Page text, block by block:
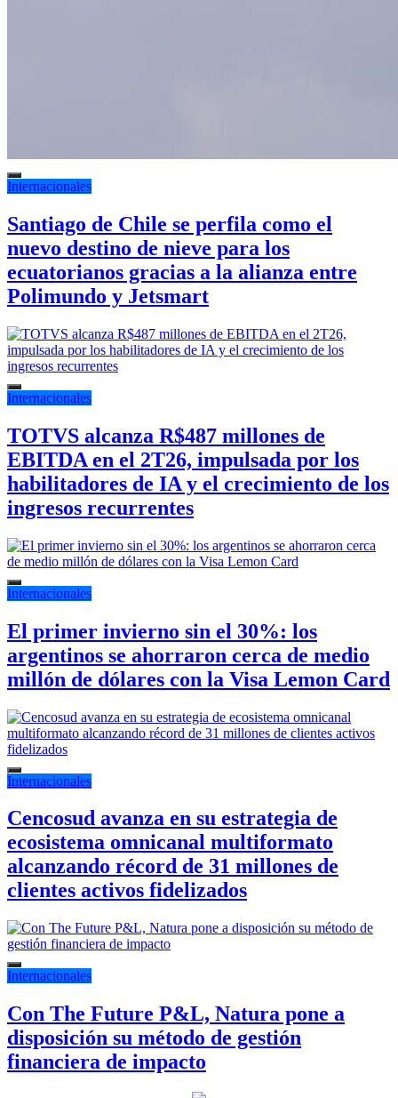
Internacionales
Santiago de Chile se perfila como el
nuevo destino de nieve para los
ecuatorianos gracias a la alianza entre
Polimundo y Jetsmart
Internacionales
TOTVS alcanza R$487 millones de
EBITDA en el 2T26, impulsada por los
habilitadores de IA y el crecimiento de los
ingresos recurrentes
Internacionales
El primer invierno sin el 30%: los
argentinos se ahorraron cerca de medio
millón de dólares con la Visa Lemon Card
Internacionales
Cencosud avanza en su estrategia de
ecosistema omnicanal multiformato
alcanzando récord de 31 millones de
clientes activos fidelizados
Internacionales
Con The Future P&L, Natura pone a
disposición su método de gestión
financiera de impacto